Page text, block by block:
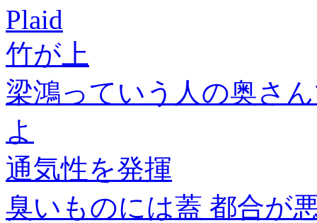
Plaid
竹が上
梁鴻っていう人の奥さ
よ
通気性を発揮
臭いものには蓋 都合が